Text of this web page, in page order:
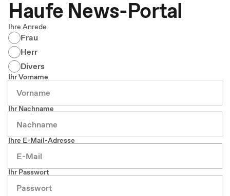
Haufe News-Portal
Ihre Anrede
Frau
Herr
Divers
Ihr Vorname
Ihr Nachname
Ihre E-Mail-Adresse
Ihr Passwort